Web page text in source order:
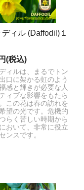
ディル (Daffodil)１
(税込)
ィルは、まるでトン
口に架かる虹のよう
感と輝きが必要な人
ィブな影響をもたら
この花は春の訪れを
望の光です。危機的
らく苦しい時期から
おいて、非常に役立
ンスです。